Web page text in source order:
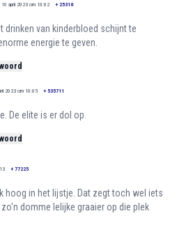
10 april 2023 om 10:02 + 25316
drinken van kinderbloed schijnt te
energie te geven.
2023 om 10:05 + 535711
De elite is er dol op.
+ 77225
hoog in het lijstje. Dat zegt toch wel iets
domme lelijke graaier op die plek